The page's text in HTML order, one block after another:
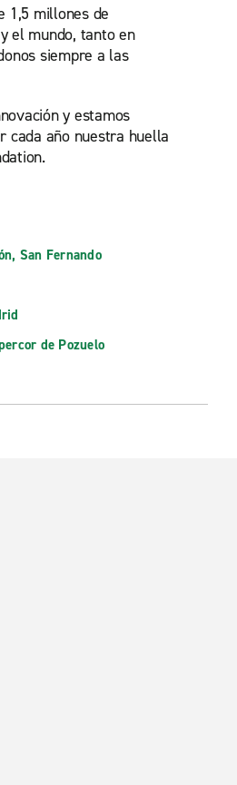
1,5 millones de
el mundo, tanto en
siempre a las
y estamos
cada año nuestra huella
San Fernando
de Pozuelo